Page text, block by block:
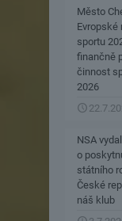
Město
Evropské
sportu
finančně
činnost
2026
NSA
o
státního
České
náš klub